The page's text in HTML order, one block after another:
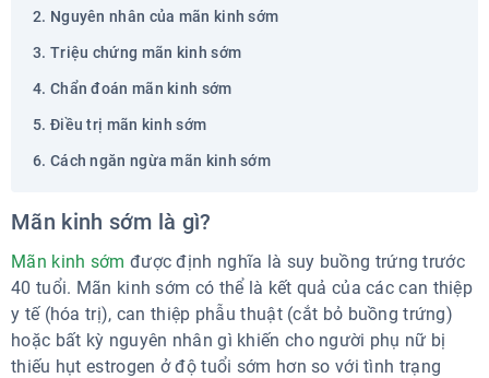
Nguyên nhân của mãn kinh sớm
Triệu chứng mãn kinh sớm
Chẩn đoán mãn kinh sớm
Điều trị mãn kinh sớm
Cách ngăn ngừa mãn kinh sớm
Mãn kinh sớm là gì?
Mãn kinh sớm được định nghĩa là suy buồng trứng trước
40 tuổi. Mãn kinh sớm có thể là kết quả của các can thiệp
y tế (hóa trị), can thiệp phẫu thuật (cắt bỏ buồng trứng)
hoặc bất kỳ nguyên nhân gì khiến cho người phụ nữ bị
thiếu hụt estrogen ở độ tuổi sớm hơn so với tình trạng